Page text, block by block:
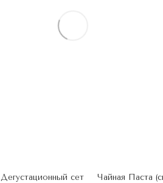
Дегустационный сет
Чайная Паста